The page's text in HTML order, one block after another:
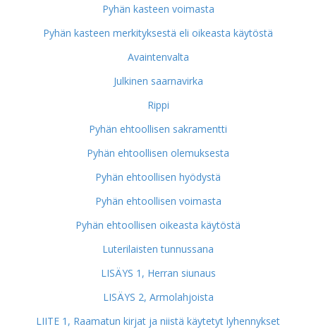
Pyhän kasteen voimasta
Pyhän kasteen merkityksestä eli oikeasta käytöstä
Avaintenvalta
Julkinen saarnavirka
Rippi
Pyhän ehtoollisen sakramentti
Pyhän ehtoollisen olemuksesta
Pyhän ehtoollisen hyödystä
Pyhän ehtoollisen voimasta
Pyhän ehtoollisen oikeasta käytöstä
Luterilaisten tunnussana
LISÄYS 1, Herran siunaus
LISÄYS 2, Armolahjoista
LIITE 1, Raamatun kirjat ja niistä käytetyt lyhennykset